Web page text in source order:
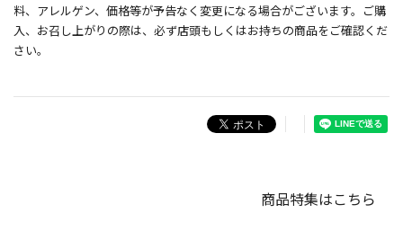
料、アレルゲン、価格等が予告なく変更になる場合がございます。ご購
入、お召し上がりの際は、必ず店頭もしくはお持ちの商品をご確認くだ
さい。
商品特集はこちら